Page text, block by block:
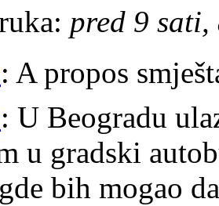
pred 9
: A propos
: U Beogradu
u gradski
bih mogao